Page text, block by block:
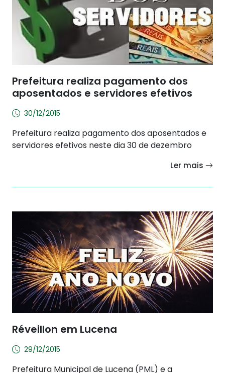
Prefeitura realiza pagamento dos
aposentados e servidores efetivos
30/12/2015
Prefeitura realiza pagamento dos aposentados e
servidores efetivos neste dia 30 de dezembro
Ler mais
Réveillon em Lucena
29/12/2015
Prefeitura Municipal de Lucena (PML) e a